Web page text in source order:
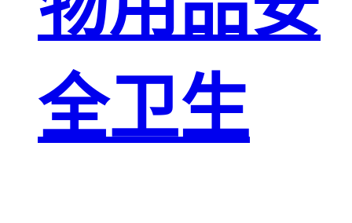
全卫生